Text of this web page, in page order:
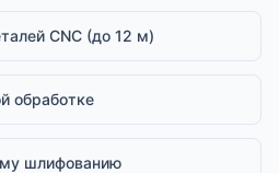
CNC (до 12 м)
обработке
шлифованию